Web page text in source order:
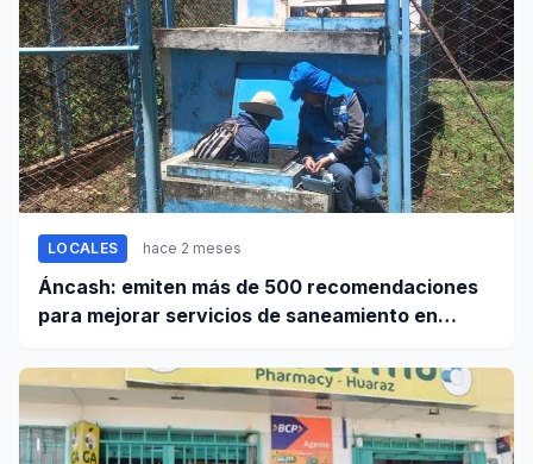
LOCALES hace 2 meses
Áncash: emiten más de 500 recomendaciones
para mejorar servicios de saneamiento en